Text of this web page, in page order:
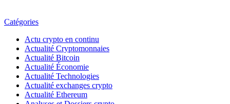
Catégories
Actu crypto en continu
Actualité Cryptomonnaies
Actualité Bitcoin
Actualité Économie
Actualité Technologies
Actualité exchanges crypto
Actualité Ethereum